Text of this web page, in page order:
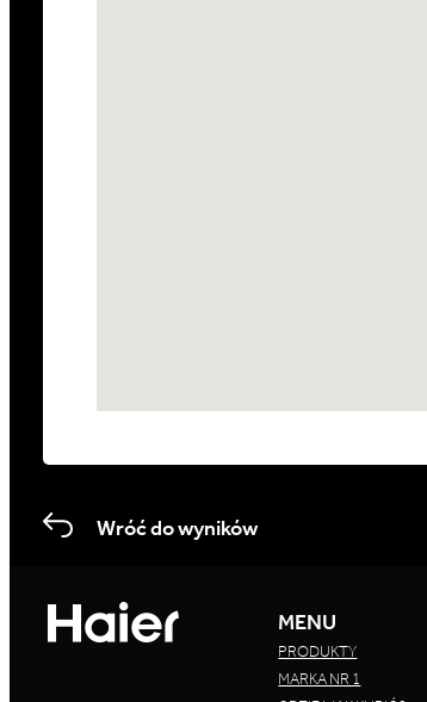
Wróć do wyników
MENU
PRODUKTY
MARKA NR 1